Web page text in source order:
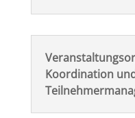
Koordination